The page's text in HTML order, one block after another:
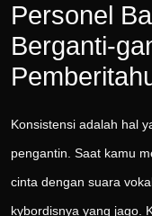
Personel
Berganti-
Konsistensi adalah hal
pengantin. Saat kamu
cinta dengan suara
kybordisnya yang jago.